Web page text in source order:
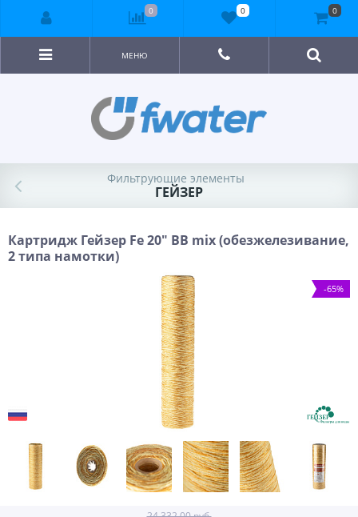
МЕНЮ
Фильтрующие элементы
ГЕЙЗЕР
Картридж Гейзер Fe 20" BB mix (обезжелезивание,
2 типа намотки)
-65%
0 0 0